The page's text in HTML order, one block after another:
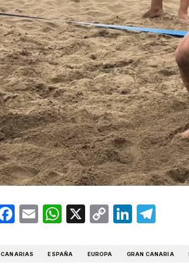
Facebook
EmailWhatsApp
X
Copy
CANARIAS ESPAÑA EUROPA GRAN CANARIA